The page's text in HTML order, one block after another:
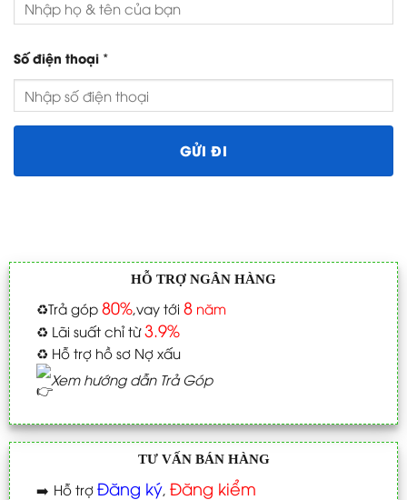
Số điện thoại *
HỖ TRỢ NGÂN HÀNG
♻️Trả góp 80%,vay tới 8năm
♻️ Lãi suất chỉ từ3.9%
♻️ Hỗ trợ hồ sơ Nợ xấu
Xem hướng dẫn Trả Góp
TƯ VẤN BÁN HÀNG
➡️ Hỗ trợ Đăng ký, Đăng kiểm